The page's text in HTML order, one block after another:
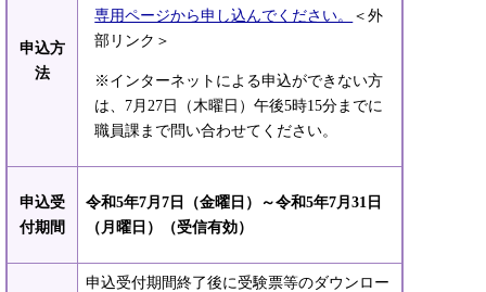
申込方
法
専用ページから申し込んでください。
＜外
部リンク＞
※インターネットによる申込ができない方
は、7月27日（木曜日）午後5時15分までに
職員課まで問い合わせてください。
申込受
付期間
令和5年7月7日（金曜日）～令和5年7月31日
（月曜日）（受信有効）
申込受付期間終了後に受験票等のダウンロー